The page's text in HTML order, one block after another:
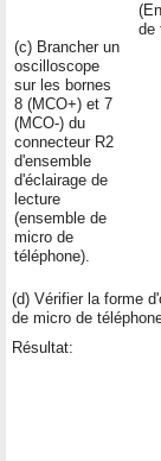
(c) Brancher un
oscilloscope
sur les bornes
8 (MCO+) et 7
(MCO-) du
connecteur R2
d'ensemble
d'éclairage de
lecture
(ensemble de
micro de
téléphone).
de
(d) Vérifier la forme
de micro de
Résultat: